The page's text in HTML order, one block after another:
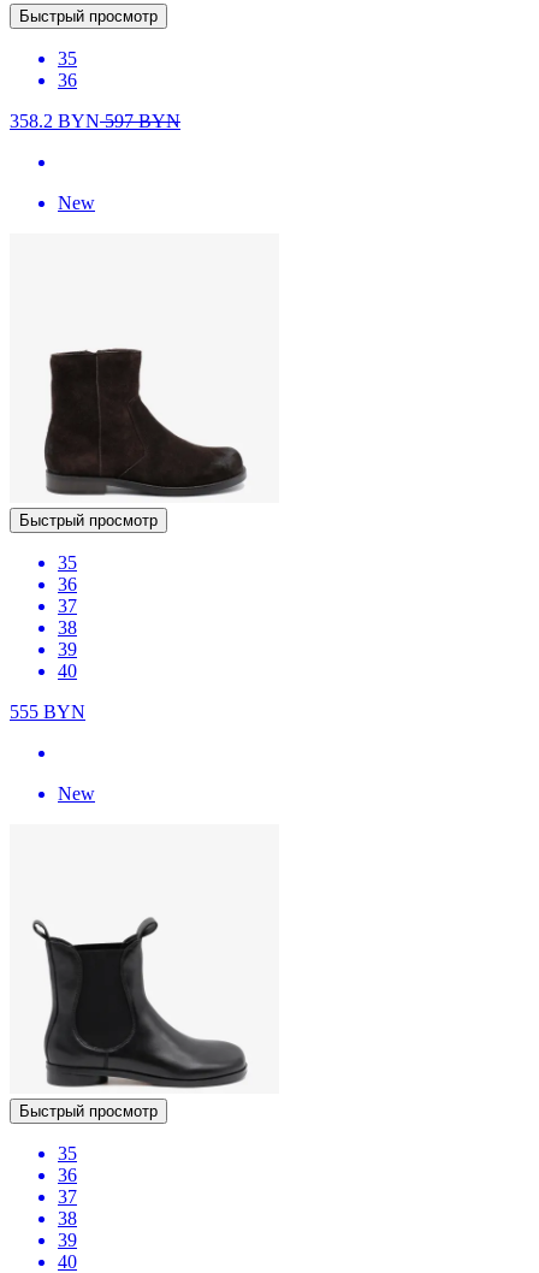
Быстрый просмотр
35
36
358.2 BYN597BYN
New
Быстрый просмотр
35
36
37
38
39
40
555 BYN
New
Быстрый просмотр
35
36
37
38
39
40